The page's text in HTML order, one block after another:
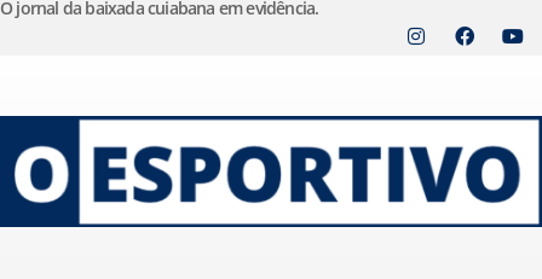
o
conteúdo
O jornal da baixada cuiabana em evidência.